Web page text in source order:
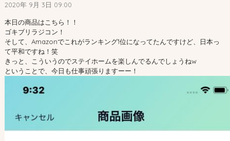
2020年 9月 3日 09:00
本日の商品はこちら！！
ゴキブリラジコン！
そして、Amazonでこれがランキング1位になってたんですけど、日本っ
て平和ですね！笑
きっと、こういうのでステイホームを楽しんでるんでしょうねw
ということで、今日も仕事頑張りますーー！